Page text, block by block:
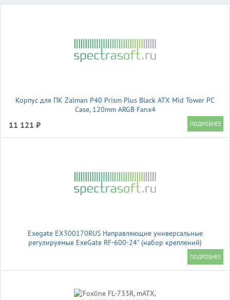
Корпус для ПК Zalman P40 Prism Plus Black ATX Mid Tower PC
Case, 120mm ARGB Fanx4
11 121 ₽
Exegate EX300170RUS Направляющие универсальные
регулируемые ExeGate RF-600-24" (набор креплений)
(продольные , высота 43 мм, длина в сложенном/раздвинутом